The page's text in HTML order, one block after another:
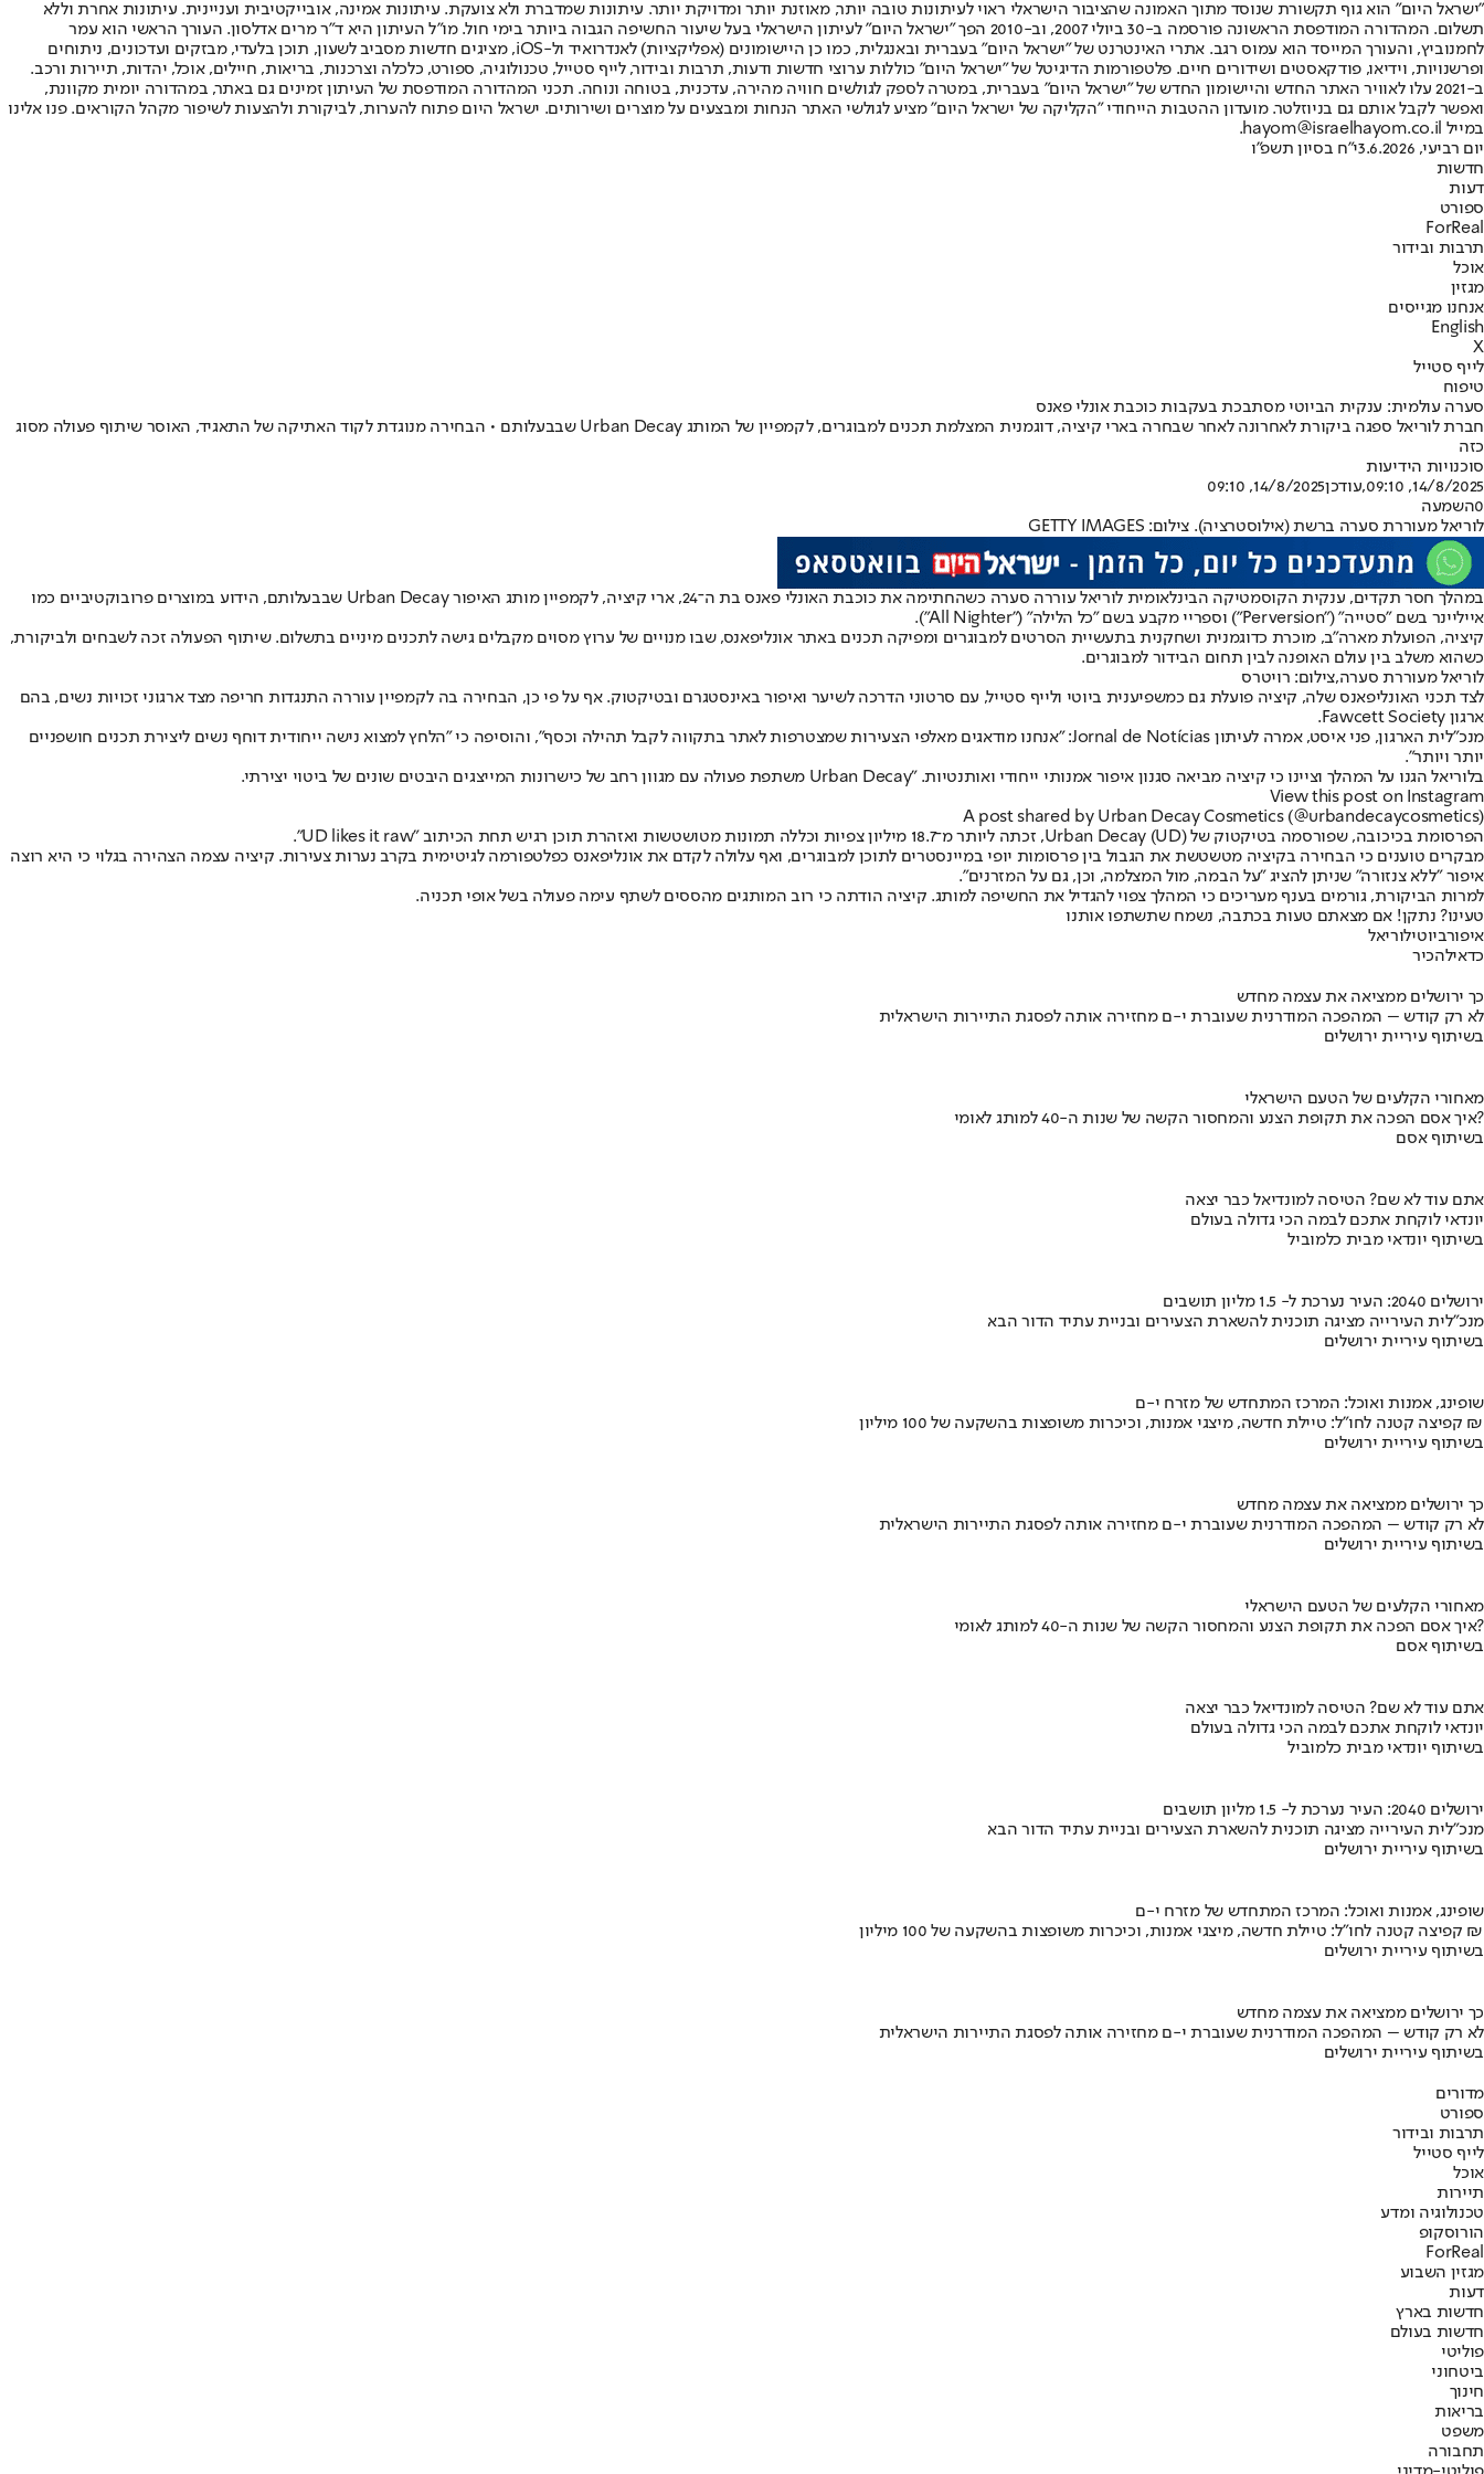
"ישראל היום" הוא גוף תקשורת שנוסד מתוך האמונה שהציבור הישראלי ראוי לעיתונות טובה יותר, מאוזנת יותר ומדויקת יותר. עיתונות שמדברת ולא צועקת. עיתונות אמינה, אובייקטיבית ועניינית. עיתונות אחרת וללא
תשלום. המהדורה המודפסת הראשונה פורסמה ב-30 ביולי 2007, וב-2010 הפך "ישראל היום" לעיתון הישראלי בעל שיעור החשיפה הגבוה ביותר בימי חול. מו"ל העיתון היא ד"ר מרים אדלסון. העורך הראשי הוא עמר
לחמנוביץ, והעורך המייסד הוא עמוס רגב. אתרי האינטרנט של "ישראל היום" בעברית ובאנגלית, כמו כן היישומונים (אפליקציות) לאנדרואיד ול-iOS, מציגים חדשות מסביב לשעון, תוכן בלעדי, מבזקים ועדכונים, ניתוחים
ופרשנויות, וידיאו, פודקאסטים ושידורים חיים. פלטפורמות הדיגיטל של "ישראל היום" כוללות ערוצי חדשות ודעות, תרבות ובידור, לייף סטייל, טכנולוגיה, ספורט, כלכלה וצרכנות, בריאות, חיילים, אוכל, יהדות, תיירות ורכב.
ב-2021 עלו לאוויר האתר החדש והיישומון החדש של "ישראל היום" בעברית, במטרה לספק לגולשים חוויה מהירה, עדכנית, בטוחה ונוחה. תכני המהדורה המודפסת של העיתון זמינים גם באתר, במהדורה יומית מקוונת,
ואפשר לקבל אותם גם בניוזלטר. מועדון ההטבות הייחודי "הקליקה של ישראל היום" מציע לגולשי האתר הנחות ומבצעים על מוצרים ושירותים. ישראל היום פתוח להערות, לביקורת ולהצעות לשיפור מקהל הקוראים. פנו אלינו
במייל hayom@israelhayom.co.il.
יום רביעי, 3.6.2026
י"ח בסיון תשפ"ו
חדשות
דעות
ספורט
ForReal
תרבות ובידור
אוכל
מגזין
אנחנו מגייסים
English
X
לייף סטייל
טיפוח
סערה עולמית: ענקית הביוטי מסתבכת בעקבות כוכבת אונלי פאנס
חברת לוריאל ספגה ביקורת לאחרונה לאחר שבחרה בארי קיציה, דוגמנית המצלמת תכנים למבוגרים, לקמפיין של המותג Urban Decay שבבעלותם • הבחירה מנוגדת לקוד האתיקה של התאגיד, האוסר שיתוף פעולה מסוג
כזה
סוכנויות הידיעות
14/8/2025, 09:10
,עודכן14/8/2025, 09:10
0השמעה
לוריאל מעוררת סערה ברשת (אילוסטרציה). צילום: GETTY IMAGES
במהלך חסר תקדים, ענקית הקוסמטיקה הבינלאומית לוריאל עוררה סערה כשהחתימה את כוכבת האונלי פאנס בת ה־24, ארי קיציה, לקמפיין מותג האיפור Urban Decay שבבעלותם, הידוע במוצרים פרובוקטיביים כמו
אייליינר בשם "סטייה" ("Perversion") וספריי מקבע בשם "כל הלילה" ("All Nighter").
קיציה, הפועלת מארה"ב, מוכרת כדוגמנית ושחקנית בתעשיית הסרטים למבוגרים ומפיקה תכנים באתר אונליפאנס, שבו מנויים של ערוץ מסוים מקבלים גישה לתכנים מיניים בתשלום. שיתוף הפעולה זכה לשבחים ולביקורת,
כשהוא משלב בין עולם האופנה לבין תחום הבידור למבוגרים.
לוריאל מעוררת סערה,צילום: רויטרס
לצד תכני האונליפאנס שלה, קיציה פועלת גם כמשפיענית ביוטי ולייף סטייל, עם סרטוני הדרכה לשיער ואיפור באינסטגרם ובטיקטוק. אף על פי כן, הבחירה בה לקמפיין עוררה התנגדות חריפה מצד ארגוני זכויות נשים, בהם
ארגון Fawcett Society.
מנכ"לית הארגון, פני איסט, אמרה לעיתון Jornal de Notícias: "אנחנו מודאגים מאלפי הצעירות שמצטרפות לאתר בתקווה לקבל תהילה וכסף", והוסיפה כי "הלחץ למצוא נישה ייחודית דוחף נשים ליצירת תכנים חושפניים
יותר ויותר".
בלוריאל הגנו על המהלך וציינו כי קיציה מביאה סגנון איפור אמנותי ייחודי ואותנטיות. "Urban Decay משתפת פעולה עם מגוון רחב של כישרונות המייצגים היבטים שונים של ביטוי יצירתי.
View this post on Instagram
A post shared by Urban Decay Cosmetics (@urbandecaycosmetics)
הפרסומת בכיכובה, שפורסמה בטיקטוק של (UD) Urban Decay, זכתה ליותר מ־18.7 מיליון צפיות וכללה תמונות מטושטשות ואזהרת תוכן רגיש תחת הכיתוב "UD likes it raw".
מבקרים טוענים כי הבחירה בקיציה מטשטשת את הגבול בין פרסומות יופי במיינסטרים לתוכן למבוגרים, ואף עלולה לקדם את אונליפאנס כפלטפורמה לגיטימית בקרב נערות צעירות. קיציה עצמה הצהירה בגלוי כי היא רוצה
איפור "ללא צנזורה" שניתן להציג "על הבמה, מול המצלמה, וכן, גם על המזרנים".
למרות הביקורת, גורמים בענף מעריכים כי המהלך צפוי להגדיל את החשיפה למותג. קיציה הודתה כי רוב המותגים מהססים לשתף עימה פעולה בשל אופי תכניה.
טעינו? נתקן! אם מצאתם טעות בכתבה, נשמח שתשתפו אותנו
איפורביוטילוריאל
כדאילהכיר
כך ירושלים ממציאה את עצמה מחדש
לא רק קודש – המהפכה המודרנית שעוברת י-ם מחזירה אותה לפסגת התיירות הישראלית
בשיתוף עיריית ירושלים
מאחורי הקלעים של הטעם הישראלי
איך אסם הפכה את תקופת הצנע והמחסור הקשה של שנות ה-40 למותג לאומי?
בשיתוף אסם
אתם עוד לא שם? הטיסה למונדיאל כבר יצאה
יונדאי לוקחת אתכם לבמה הכי גדולה בעולם
בשיתוף יונדאי מבית כלמוביל
ירושלים 2040: העיר נערכת ל- 1.5 מליון תושבים
מנכ"לית העירייה מציגה תוכנית להשארת הצעירים ובניית עתיד הדור הבא
בשיתוף עיריית ירושלים
שופינג, אמנות ואוכל: המרכז המתחדש של מזרח י-ם
קפיצה קטנה לחו"ל: טיילת חדשה, מיצגי אמנות, וכיכרות משופצות בהשקעה של 100 מיליון ₪
בשיתוף עיריית ירושלים
כך ירושלים ממציאה את עצמה מחדש
לא רק קודש – המהפכה המודרנית שעוברת י-ם מחזירה אותה לפסגת התיירות הישראלית
בשיתוף עיריית ירושלים
מאחורי הקלעים של הטעם הישראלי
איך אסם הפכה את תקופת הצנע והמחסור הקשה של שנות ה-40 למותג לאומי?
בשיתוף אסם
אתם עוד לא שם? הטיסה למונדיאל כבר יצאה
יונדאי לוקחת אתכם לבמה הכי גדולה בעולם
בשיתוף יונדאי מבית כלמוביל
ירושלים 2040: העיר נערכת ל- 1.5 מליון תושבים
מנכ"לית העירייה מציגה תוכנית להשארת הצעירים ובניית עתיד הדור הבא
בשיתוף עיריית ירושלים
שופינג, אמנות ואוכל: המרכז המתחדש של מזרח י-ם
קפיצה קטנה לחו"ל: טיילת חדשה, מיצגי אמנות, וכיכרות משופצות בהשקעה של 100 מיליון ₪
בשיתוף עיריית ירושלים
כך ירושלים ממציאה את עצמה מחדש
לא רק קודש – המהפכה המודרנית שעוברת י-ם מחזירה אותה לפסגת התיירות הישראלית
בשיתוף עיריית ירושלים
מדורים
ספורט
תרבות ובידור
לייף סטייל
אוכל
תיירות
טכנולוגיה ומדע
הורוסקופ
ForReal
מגזין השבוע
דעות
חדשות בארץ
חדשות בעולם
פוליטי
ביטחוני
חינוך
בריאות
משפט
תחבורה